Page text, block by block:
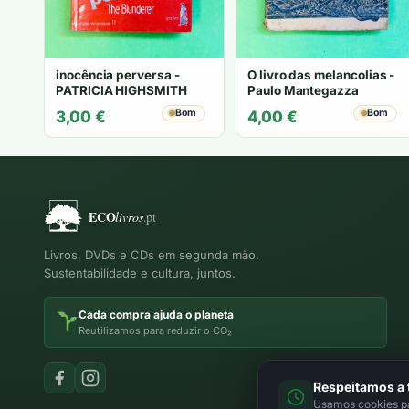
inocência perversa -
PATRICIA HIGHSMITH
3,00 € Bom
O livro das melancolias -
Paulo Mantegazza
4,00 € Bom
Livros, DVDs e CDs em segunda mão.
Sustentabilidade e cultura, juntos.
Cada compra ajuda o planeta
Reutilizamos para reduzir o CO₂
Respeitamos
Usamos cookies